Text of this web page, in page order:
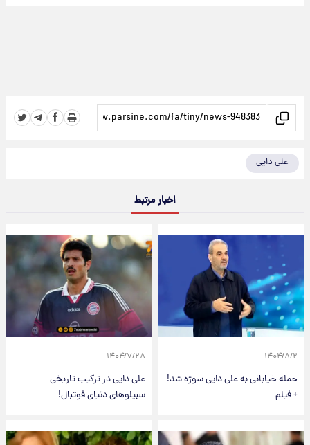
علی دایی
اخبار مرتبط
۱۴۰۴/۸/۲
حمله خیابانی به علی دایی سوژه شد!
+ فیلم
۱۴۰۴/۷/۲۸
علی دایی در ترکیب تاریخی
سبیلوهای دنیای فوتبال!